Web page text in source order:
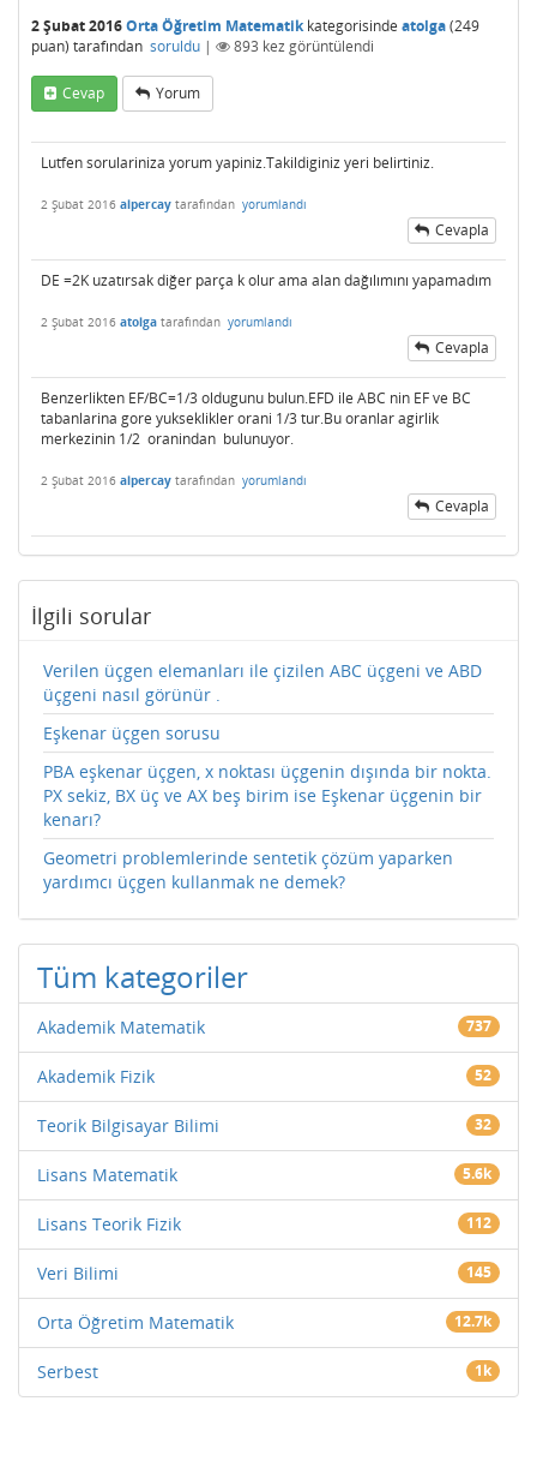
2 Şubat 2016Orta Öğretim Matematikkategorisinde atolga(249
puan) tarafından soruldu | 893 kez görüntülendi
Cevap Yorum
Lutfen sorulariniza yorum yapiniz.Takildiginiz yeri belirtiniz.
2 Şubat 2016 alpercay tarafından yorumlandı
Cevapla
DE =2K uzatırsak diğer parça k olur ama alan dağılımını yapamadım
2 Şubat 2016 atolga tarafından yorumlandı
Cevapla
Benzerlikten EF/BC=1/3 oldugunu bulun.EFD ile ABC nin EF ve BC
tabanlarina gore yukseklikler orani 1/3 tur.Bu oranlar agirlik
merkezinin 1/2 oranindan bulunuyor.
2 Şubat 2016 alpercay tarafından yorumlandı
Cevapla
İlgili sorular
Verilen üçgen elemanları ile çizilen ABC üçgeni ve ABD
üçgeni nasıl görünür .
Eşkenar üçgen sorusu
PBA eşkenar üçgen, x noktası üçgenin dışında bir nokta.
PX sekiz, BX üç ve AX beş birim ise Eşkenar üçgenin bir
kenarı?
Geometri problemlerinde sentetik çözüm yaparken
yardımcı üçgen kullanmak ne demek?
Tüm kategoriler
Akademik Matematik 737
Akademik Fizik 52
Teorik Bilgisayar Bilimi 32
Lisans Matematik 5.6k
Lisans Teorik Fizik 112
Veri Bilimi 145
Orta Öğretim Matematik 12.7k
Serbest 1k